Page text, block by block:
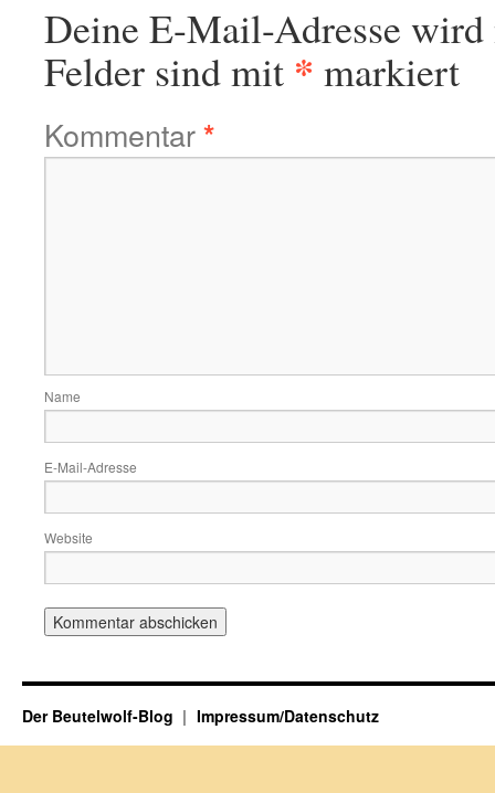
Deine E-Mail-Adresse
Felder sind mit * markiert
Kommentar*
Name
E-Mail-Adresse
Website
Der Beutelwolf-Blog Impressum/Datenschutz